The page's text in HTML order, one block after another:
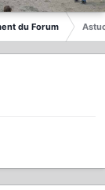
du Forum